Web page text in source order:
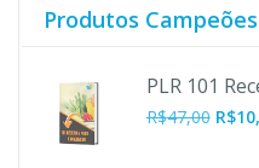
Produtos Campeões
PLR 101
R$47,00 O
R$